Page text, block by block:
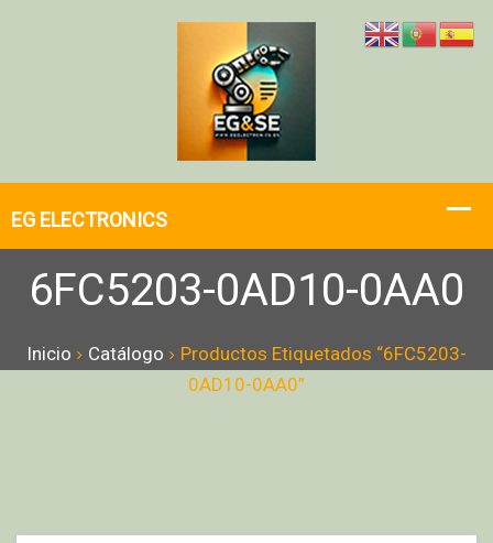
6FC5203-0AD10-0AA0
Inicio Catálogo
Productos Etiquetados “6FC5203-
0AD10-0AA0”